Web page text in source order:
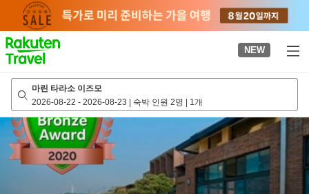
page
NEW
마린 타라소 이즈모
2026-08-22 - 2026-08-23 | 숙박 인원 2명 | 1개